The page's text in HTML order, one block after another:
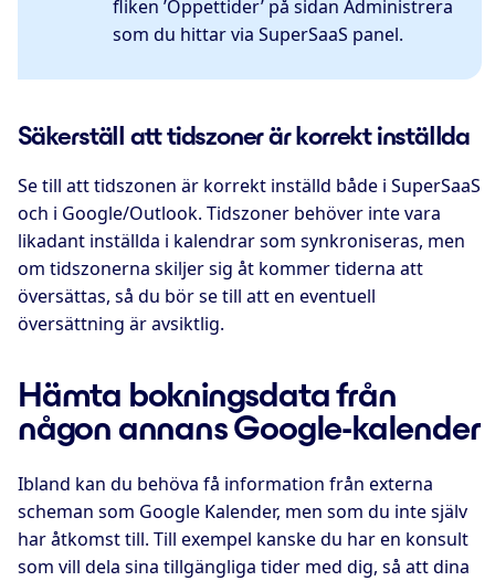
fliken ’Öppettider’ på sidan Administrera
som du hittar via SuperSaaS panel.
Säkerställ att tidszoner är korrekt inställda
Se till att tidszonen är korrekt inställd både i SuperSaaS
och i Google/Outlook. Tidszoner behöver inte vara
likadant inställda i kalendrar som synkroniseras, men
om tidszonerna skiljer sig åt kommer tiderna att
översättas, så du bör se till att en eventuell
översättning är avsiktlig.
Hämta bokningsdata från
någon annans Google-kalender
Ibland kan du behöva få information från externa
scheman som Google Kalender, men som du inte själv
har åtkomst till. Till exempel kanske du har en konsult
som vill dela sina tillgängliga tider med dig, så att dina